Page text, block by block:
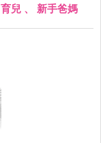
育兒 、 新手爸媽